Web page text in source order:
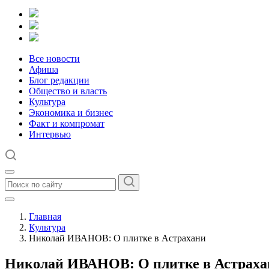
Все новости
Афиша
Блог редакции
Общество и власть
Культура
Экономика и бизнес
Факт и компромат
Интервью
Главная
Культура
Николай ИВАНОВ: О плитке в Астрахани
Николай ИВАНОВ: О плитке в